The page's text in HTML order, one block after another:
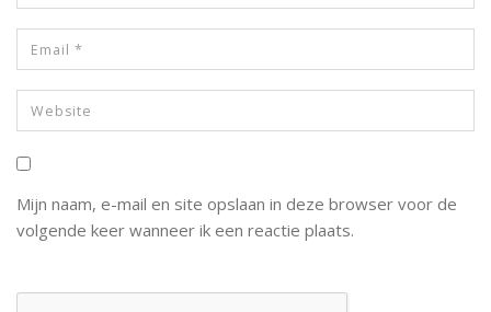
Mijn naam, e-mail en site opslaan in deze browser voor de
volgende keer wanneer ik een reactie plaats.